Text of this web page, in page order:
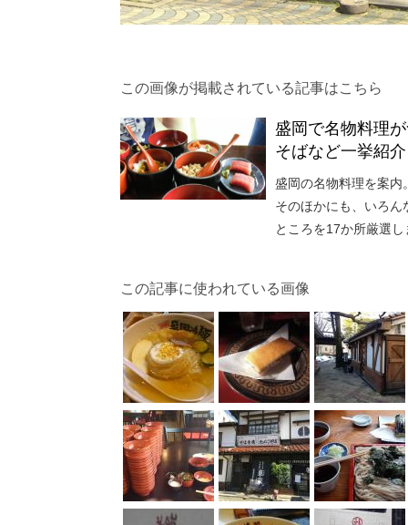
この画像が掲載されている記事はこちら
盛岡で名物料理
そばなど一挙紹
盛岡の名物料理を案内
そのほかにも、いろ
ところを17か所厳選
この記事に使われている画像